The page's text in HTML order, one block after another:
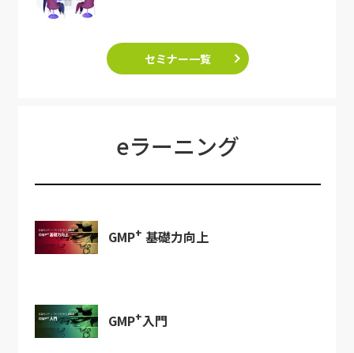
セミナー一覧
eラーニング
GMP+ 基礎力向上
GMP+入門